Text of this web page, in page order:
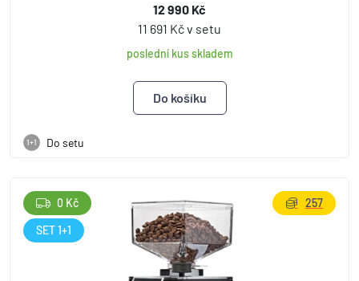
12 990 Kč
11 691 Kč v setu
poslední kus skladem
1+1 Do setu
0 Kč
SET 1+1
257